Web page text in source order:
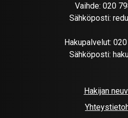
Vaihde: 020
Sähköposti:
Hakupalvelut:
Sähköposti:
Hakijan